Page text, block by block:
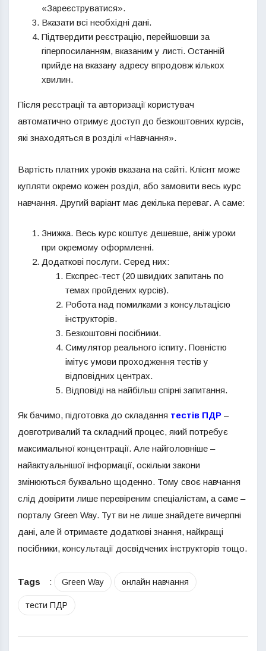
«Зареєструватися».
Вказати всі необхідні дані.
Підтвердити реєстрацію, перейшовши за
гіперпосиланням, вказаним у листі. Останній
прийде на вказану адресу впродовж кількох
хвилин.
Після реєстрації та авторизації користувач
автоматично отримує доступ до безкоштовних курсів,
які знаходяться в розділі «Навчання».
Вартість платних уроків вказана на сайті. Клієнт може
купляти окремо кожен розділ, або замовити весь курс
навчання. Другий варіант має декілька переваг. А саме:
Знижка. Весь курс коштує дешевше, аніж уроки
при окремому оформленні.
Додаткові послуги. Серед них:
Експрес-тест (20 швидких запитань по
темах пройдених курсів).
Робота над помилками з консультацією
інструкторів.
Безкоштовні посібники.
Симулятор реального іспиту. Повністю
імітує умови проходження тестів у
відповідних центрах.
Відповіді на найбільш спірні запитання.
Як бачимо, підготовка до складання тестів ПДР –
довготривалий та складний процес, який потребує
максимальної концентрації. Але найголовніше –
найактуальнішої інформації, оскільки закони
змінюються буквально щоденно. Тому своє навчання
слід довірити лише перевіреним спеціалістам, а саме –
порталу Green Way. Тут ви не лише знайдете вичерпні
дані, але й отримаєте додаткові знання, найкращі
посібники, консультації досвідчених інструкторів тощо.
Tags : Green Way онлайн навчання
тести ПДР